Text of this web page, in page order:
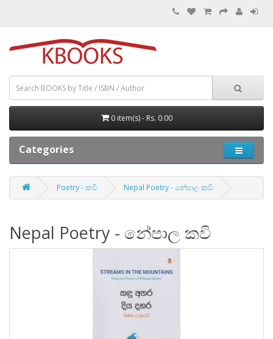
0 item(s) - Rs. 0.00
Categories
Poetry - කවි Nepal Poetry - නේපාල කවි
Nepal Poetry - නේපාල කවි